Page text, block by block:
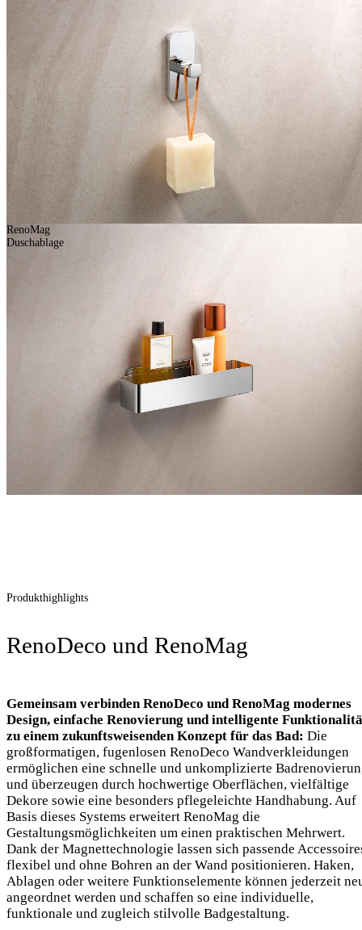
RenoMag
Duschablage
Produkthighlights
RenoDeco und RenoMag
Gemeinsam verbinden RenoDeco und RenoMag modernes
Design, einfache Renovierung und intelligente
zu einem zukunftsweisenden Konzept für das Bad: Die
großformatigen, fugenlosen RenoDeco Wandverkleidungen
ermöglichen eine schnelle und unkomplizierte
und überzeugen durch hochwertige Oberflächen, vielfältige
Dekore sowie eine besonders pflegeleichte Handhabung. Auf
Basis dieses Systems erweitert RenoMag die
Gestaltungsmöglichkeiten um einen praktischen Mehrwert.
Dank der Magnettechnologie lassen sich passende
flexibel und ohne Bohren an der Wand positionieren. Haken,
Ablagen oder weitere Funktionselemente können jederzeit
angeordnet werden und schaffen so eine individuelle,
funktionale und zugleich stilvolle Badgestaltung.